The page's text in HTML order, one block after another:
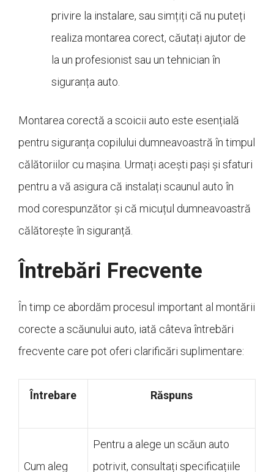
privire la instalare, sau simțiți că nu puteți
realiza montarea corect, căutați ajutor de
la un profesionist sau un tehnician în
siguranța auto.
Montarea corectă a scoicii auto este esențială
pentru siguranța copilului dumneavoastră în timpul
călătoriilor cu mașina. Urmați acești pași și sfaturi
pentru a vă asigura că instalați scaunul auto în
mod corespunzător și că micuțul dumneavoastră
călătorește în siguranță.
Întrebări Frecvente
În timp ce abordăm procesul important al montării
corecte a scăunului auto, iată câteva întrebări
frecvente care pot oferi clarificări suplimentare:
Întrebare Răspuns
Cum aleg
Pentru a alege un scăun auto
potrivit, consultați specificațiile